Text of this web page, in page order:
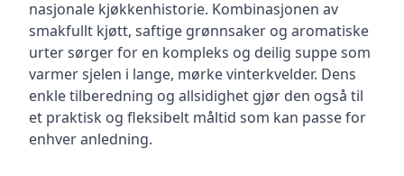
nasjonale kjøkkenhistorie. Kombinasjonen av
smakfullt kjøtt, saftige grønnsaker og aromatiske
urter sørger for en kompleks og deilig suppe som
varmer sjelen i lange, mørke vinterkvelder. Dens
enkle tilberedning og allsidighet gjør den også til
et praktisk og fleksibelt måltid som kan passe for
enhver anledning.